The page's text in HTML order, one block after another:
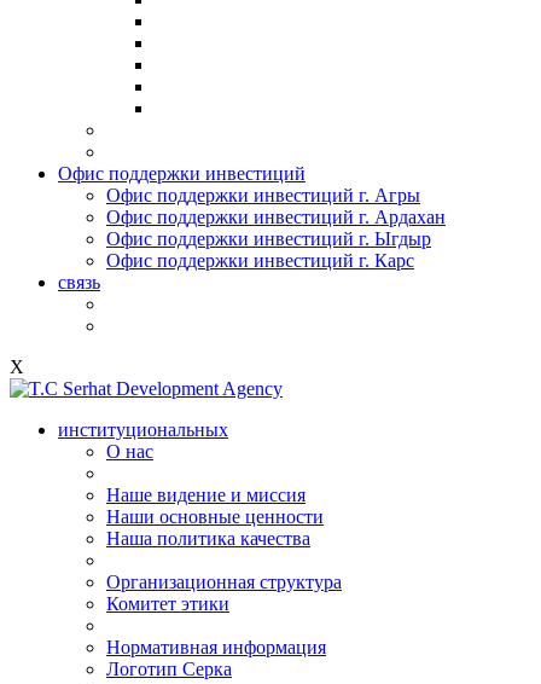
Офис поддержки инвестиций
Офис поддержки инвестиций г. Агры
Офис поддержки инвестиций г. Ардахан
Офис поддержки инвестиций г. Ыгдыр
Офис поддержки инвестиций г. Карс
связь
X
институциональных
О нас
Наше видение и миссия
Наши основные ценности
Наша политика качества
Организационная структура
Комитет этики
Нормативная информация
Логотип Серка